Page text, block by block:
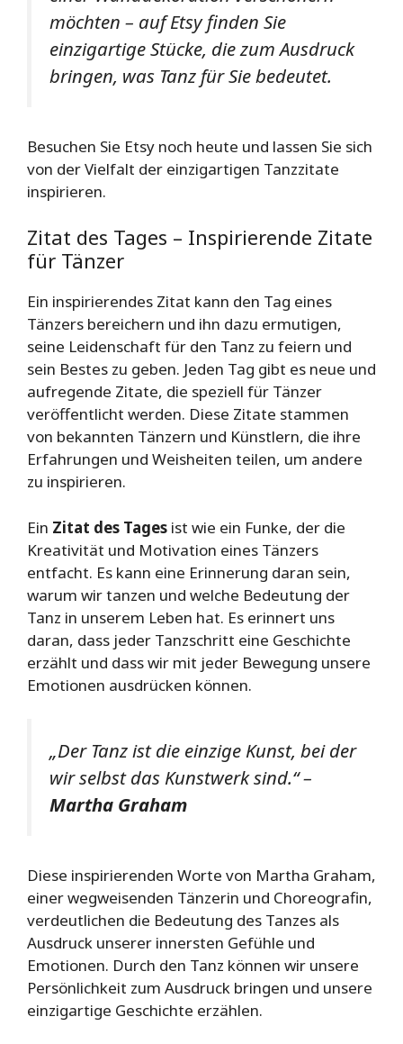
möchten – auf Etsy finden Sie
einzigartige Stücke, die zum Ausdruck
bringen, was Tanz für Sie bedeutet.
Besuchen Sie Etsy noch heute und lassen Sie sich
von der Vielfalt der einzigartigen Tanzzitate
inspirieren.
Zitat des Tages – Inspirierende Zitate
für Tänzer
Ein inspirierendes Zitat kann den Tag eines
Tänzers bereichern und ihn dazu ermutigen,
seine Leidenschaft für den Tanz zu feiern und
sein Bestes zu geben. Jeden Tag gibt es neue und
aufregende Zitate, die speziell für Tänzer
veröffentlicht werden. Diese Zitate stammen
von bekannten Tänzern und Künstlern, die ihre
Erfahrungen und Weisheiten teilen, um andere
zu inspirieren.
Ein Zitat des Tages ist wie ein Funke, der die
Kreativität und Motivation eines Tänzers
entfacht. Es kann eine Erinnerung daran sein,
warum wir tanzen und welche Bedeutung der
Tanz in unserem Leben hat. Es erinnert uns
daran, dass jeder Tanzschritt eine Geschichte
erzählt und dass wir mit jeder Bewegung unsere
Emotionen ausdrücken können.
„Der Tanz ist die einzige Kunst, bei der
wir selbst das Kunstwerk sind.“ –
Martha Graham
Diese inspirierenden Worte von Martha Graham,
einer wegweisenden Tänzerin und Choreografin,
verdeutlichen die Bedeutung des Tanzes als
Ausdruck unserer innersten Gefühle und
Emotionen. Durch den Tanz können wir unsere
Persönlichkeit zum Ausdruck bringen und unsere
einzigartige Geschichte erzählen.